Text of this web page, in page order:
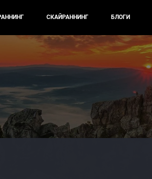
СКАЙРАННИНГ БЛОГИ